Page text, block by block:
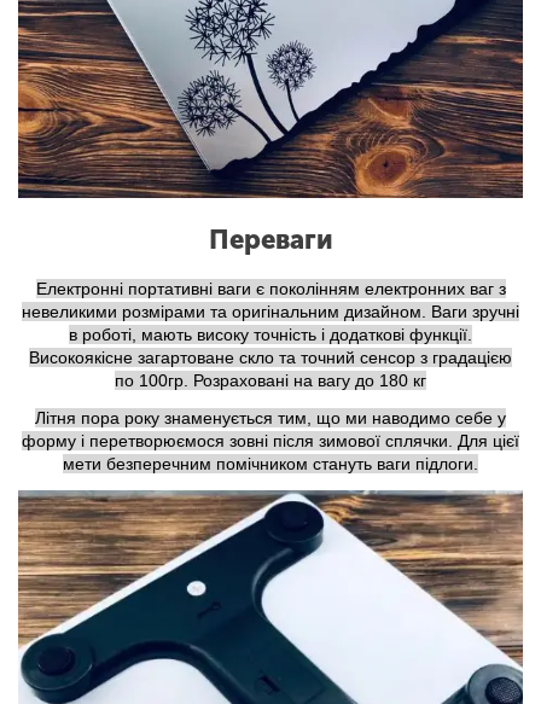
Переваги
Електронні портативні ваги є поколінням електронних ваг з
невеликими розмірами та оригінальним дизайном. Ваги зручні
в роботі, мають високу точність і додаткові функції.
Високоякісне загартоване скло та точний сенсор з градацією
по 100гр. Розраховані на вагу до 180 кг
Літня пора року знаменується тим, що ми наводимо себе у
форму і перетворюємося зовні після зимової сплячки. Для цієї
мети безперечним помічником стануть ваги підлоги.